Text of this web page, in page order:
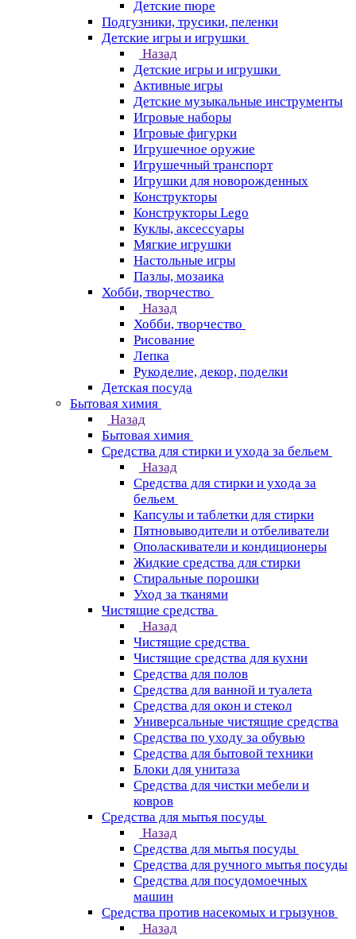
Детские пюре
Подгузники, трусики, пеленки
Детские игры и игрушки
Назад
Детские игры и игрушки
Активные игры
Детские музыкальные инструменты
Игровые наборы
Игровые фигурки
Игрушечное оружие
Игрушечный транспорт
Игрушки для новорожденных
Конструкторы
Конструкторы Lego
Куклы, аксессуары
Мягкие игрушки
Настольные игры
Пазлы, мозаика
Хобби, творчество
Назад
Хобби, творчество
Рисование
Лепка
Рукоделие, декор, поделки
Детская посуда
Бытовая химия
Назад
Бытовая химия
Средства для стирки и ухода за бельем
Назад
Средства для стирки и ухода за
бельем
Капсулы и таблетки для стирки
Пятновыводители и отбеливатели
Ополаскиватели и кондиционеры
Жидкие средства для стирки
Стиральные порошки
Уход за тканями
Чистящие средства
Назад
Чистящие средства
Чистящие средства для кухни
Средства для полов
Средства для ванной и туалета
Средства для окон и стекол
Универсальные чистящие средства
Средства по уходу за обувью
Средства для бытовой техники
Блоки для унитаза
Средства для чистки мебели и
ковров
Средства для мытья посуды
Назад
Средства для мытья посуды
Средства для ручного мытья посуды
Средства для посудомоечных
машин
Средства против насекомых и грызунов
Назад